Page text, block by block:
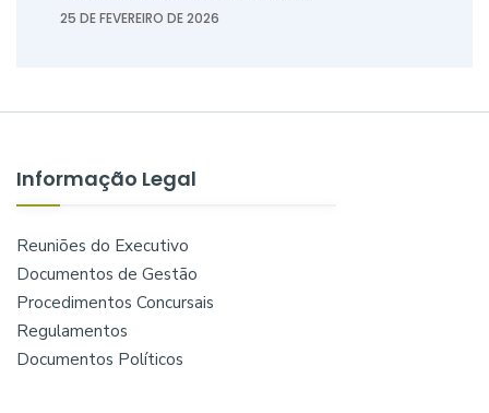
25 DE FEVEREIRO DE 2026
Informação Legal
Reuniões do Executivo
Documentos de Gestão
Procedimentos Concursais
Regulamentos
Documentos Políticos